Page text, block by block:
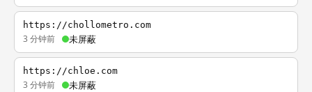
https://chollometro.com
3 分钟前 未屏蔽
https://chloe.com
3 分钟前 未屏蔽